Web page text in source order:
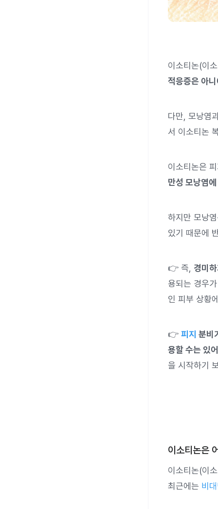
이소티논(이
적응증은 아
다만, 모낭염
서 이소티논
이소티논은
만성 모낭염
하지만 모낭
있기 때문에
👉 즉, 경미
용되는 경우
인 피부 상황
👉 피지 분비
용할 수는 있
을 시작하기
이소티논은
이소티논(이
최근에는 비